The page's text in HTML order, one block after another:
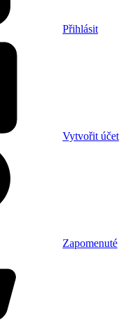
Přihlásit
Vytvořit účet
Zapomenuté